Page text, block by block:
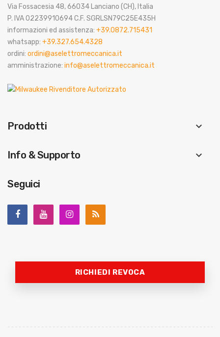
Via Fossacesia 48, 66034 Lanciano (CH), Italia
P. IVA 02239910694 C.F. SGRLSN79C25E435H
informazioni ed assistenza: +39.0872.715431
whatsapp: +39.327.654.4328
ordini: ordini@aselettromeccanica.it
amministrazione: info@aselettromeccanica.it
Prodotti keyboard_arrow_down
Info & Supporto keyboard_arrow_down
Seguici
RICHIEDI REVOCA